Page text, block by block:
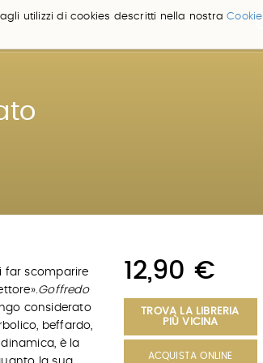
utilizzi di cookies descritti nella nostraCookie
far scomparire
.Goffredo
considerato
beffardo,
è la
12,90 €
TROVA LA LIBRERIA
PIÙ VICINA
ACQUISTA ONLINE